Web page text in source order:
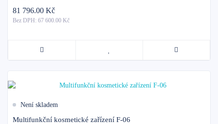
81 796.00 Kč
Bez DPH: 67 600.00 Kč
Není skladem
Multifunkční kosmetické zařízení F-06